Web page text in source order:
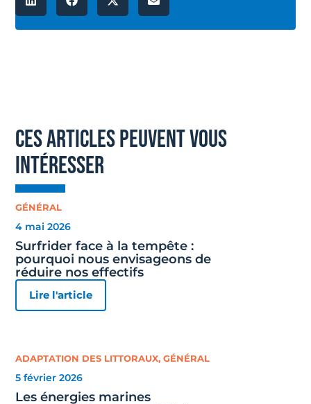
ces articles peuvent vous
intéresser
GÉNÉRAL
4 mai 2026
Surfrider face à la tempête :
pourquoi nous envisageons de
réduire nos effectifs
Lire l'article
ADAPTATION DES LITTORAUX,GÉNÉRAL
5 février 2026
Les énergies marines